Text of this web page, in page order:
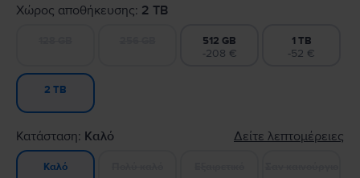
Χώρος αποθήκευσης: 2 TB
512 GB
-208 €
1 TB
-52 €
2 TB
Κατάσταση: Καλό Δείτε λεπτομέρειες
Καλό